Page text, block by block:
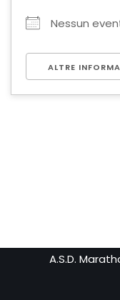
Nessun
ALTRE
A.S.D.